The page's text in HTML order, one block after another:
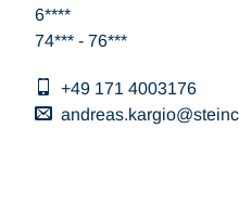
6****
74*** - 76***
+49 171 4003176
andreas.kargio